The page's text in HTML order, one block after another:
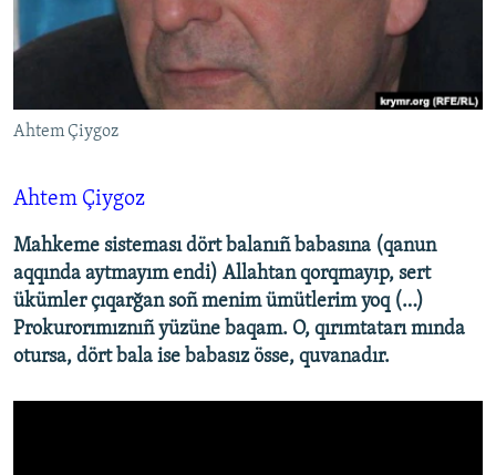
Русский
QOŞULIÑIZ!
RFE/RS bütün saytları
Ahtem Çiygoz
Ahtem Çiygoz
Mahkeme sisteması dört balanıñ babasına (qanun
aqqında aytmayım endi) Allahtan qorqmayıp, sert
ükümler çıqarğan soñ menim ümütlerim yoq (…)
Prokurorımıznıñ yüzüne baqam. O, qırımtatarı mında
otursa, dört bala ise babasız össe, quvanadır.